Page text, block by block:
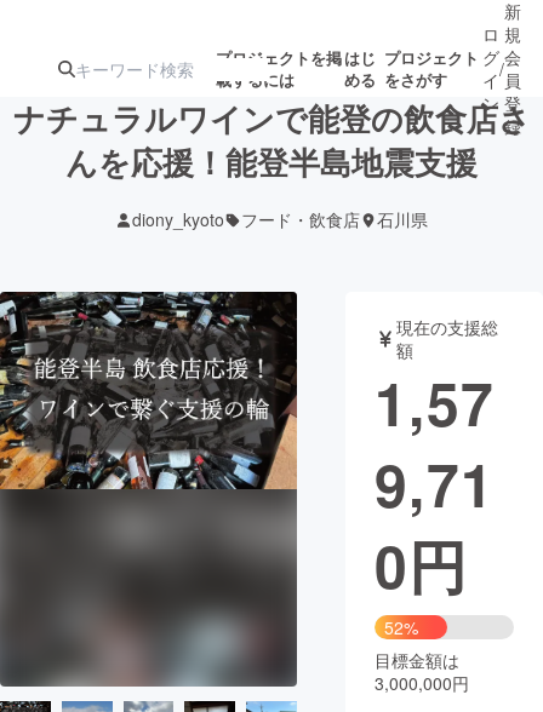
プロジェクトを掲
載するには
はじ
める
プロジェクト
をさがす
ターン
ジェクト
募集終了が近いプ
ロジェクト
アート・写真 音楽
テクノロジー・ガジェット ゲーム・サ
映像・映画
CAMPFIRE Creation
CAMPFIREふるさと納税machi-ya コミュニティ
ロ
グ
イ
ン
/
新
規
会
員
登
録
ナチュラルワインで能登の飲食店さ
んを応援！能登半島地震支援
diony_kyoto フード・飲食店 石川県
現在の支援総
額
1,57
9,71
0円
52%
目標金額は
3,000,000円